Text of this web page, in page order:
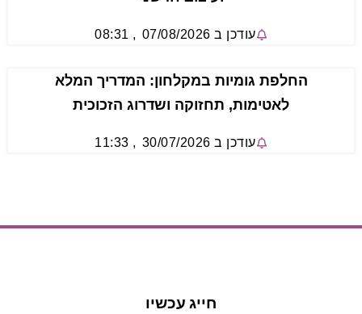
עודכן ב 07/08/2026
,
08:31
החלפת גומיות במקלחון: המדריך המלא
לאטימות, תחזוקה ושדרוג הזכוכית
עודכן ב 30/07/2026
,
11:33
חייג עכשיו